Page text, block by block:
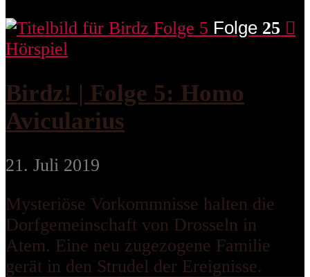
Folge 25
Hörspiel
Birdz! | Folge 5: Homo
Avicularius
21. Juli 2019
Mysteriöse Vorkommnisse halten die
Dorfgemeinschaft von Drosseln in
Atem. Eine neu zugezogene Familie
gerät in den Strudel der Ereignisse.